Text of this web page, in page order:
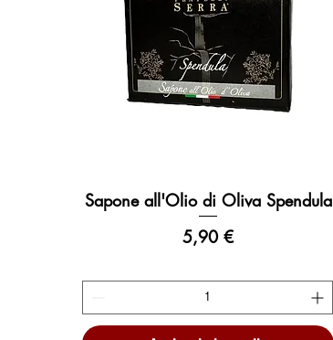
Vista rapida
Sapone all'Olio di Oliva Spendula
Prezzo
5,90 €